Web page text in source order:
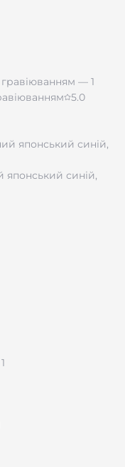
5.0
японський синій,